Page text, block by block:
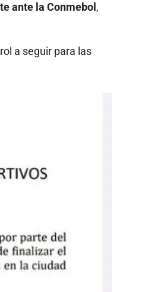
ante la Conmebol ,
a seguir para las